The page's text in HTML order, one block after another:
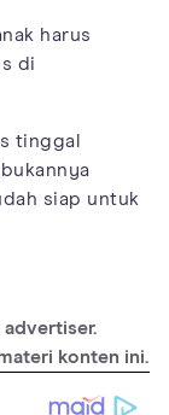
harus
di
tinggal
siap untuk
berita/fungsi-
advertiser.
konten ini.